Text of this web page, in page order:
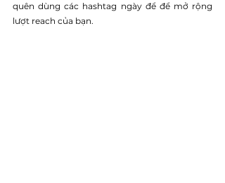
quên dùng các hashtag ngày để để mở rộng
lượt reach của bạn.